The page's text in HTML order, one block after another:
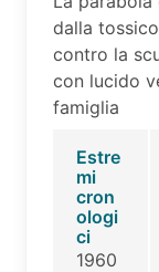
dalla
contro la
con lucido
famiglia
Estre
mi
cron
ologi
ci
1960